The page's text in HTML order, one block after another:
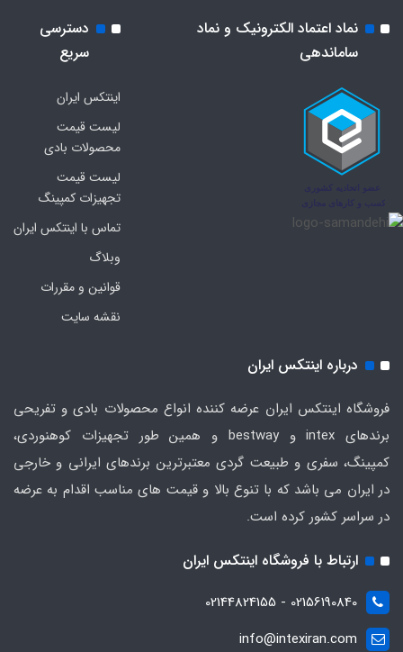
نماد اعتماد الکترونیک و نماد
ساماندهی
دسترسی
سریع
اینتکس ایران
لیست قیمت
محصولات بادی
لیست قیمت
تجهیزات کمپینگ
تماس با اینتکس ایران
وبلاگ
قوانین و مقررات
نقشه سایت
درباره اینتکس ایران
فروشگاه اینتکس ایران عرضه کننده انواع محصولات بادی و تفریحی
برندهای intex و bestway و همین طور تجهیزات کوهنوردی،
کمپینگ، سفری و طبیعت گردی معتبرترین برندهای ایرانی و خارجی
در ایران می باشد که با تنوع بالا و قیمت های مناسب اقدام به عرضه
در سراسر کشور کرده است.
ارتباط با فروشگاه اینتکس ایران
02156190840 - 02144824155
info@intexiran.com